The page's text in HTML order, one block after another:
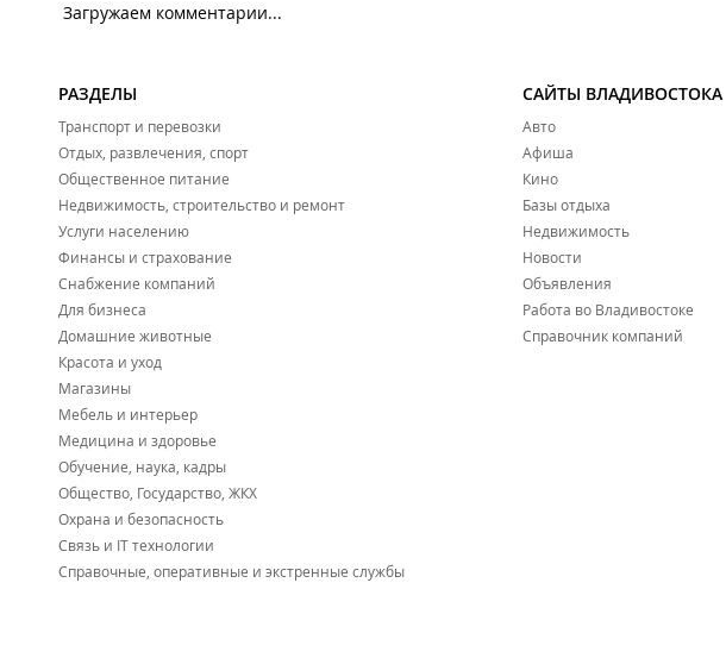
Загружаем комментарии...
РАЗДЕЛЫ
Транспорт и перевозки
Отдых, развлечения, спорт
Общественное питание
Недвижимость, строительство и ремонт
Услуги населению
Финансы и страхование
Снабжение компаний
Для бизнеса
Домашние животные
Красота и уход
Магазины
Мебель и интерьер
Медицина и здоровье
Обучение, наука, кадры
Общество, Государство, ЖКХ
Охрана и безопасность
Связь и IT технологии
Справочные, оперативные и экстренные службы
САЙТЫ ВЛАДИВОСТОКА
Авто
Афиша
Кино
Базы отдыха
Недвижимость
Новости
Объявления
Работа во Владивостоке
Справочник компаний